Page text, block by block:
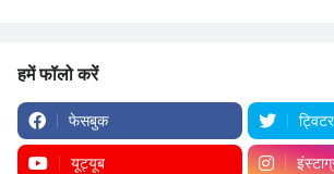
हमें फॉलो करें
फेसबुक ट्विटर
यूट्यूब